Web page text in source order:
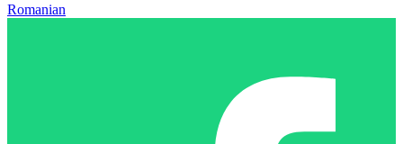
Romanian